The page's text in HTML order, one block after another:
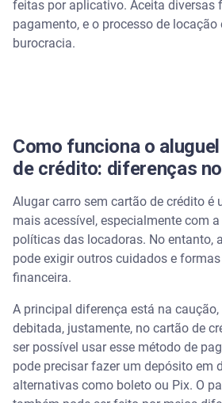
feitas por aplicativo. Aceita diversas
pagamento, e o processo de locação
burocracia.
Como funciona o
de crédito: diferenças
Alugar carro sem cartão de crédito é
mais acessível, especialmente com
políticas das locadoras. No entanto,
pode exigir outros cuidados e
financeira.
A principal diferença está na
debitada, justamente, no cartão de
ser possível usar esse método de
pode precisar fazer um depósito em
alternativas como boleto ou Pix. O